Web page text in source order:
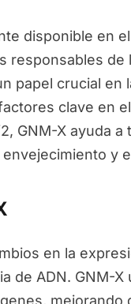
disponible en
responsables de
papel crucial en
clave en
GNM-X ayuda
y
en la
de ADN. GNM-X